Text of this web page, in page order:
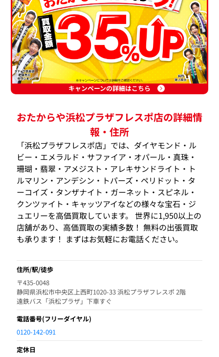
キャンペーンの詳細はこちら
おたからや浜松プラザフレスポ店の詳細情
報・住所
「浜松プラザフレスポ店」では、ダイヤモンド・ル
ビー・エメラルド・サファイア・オパール・真珠・
珊瑚・翡翠・アメジスト・アレキサンドライト・ト
ルマリン・アンデシン・トパーズ・ペリドット・タ
ーコイズ・タンザナイト・ガーネット・スピネル・
クンツァイト・キャッツアイなどの様々な宝石・ジ
ュエリーを高価買取しています。 世界に1,950以上の
店舗があり、高価買取の実績多数！ 無料の出張買取
も承ります！ まずはお気軽にお電話ください。
住所/駅/徒歩
〒435-0048
静岡県浜松市中央区上西町1020-33 浜松プラザフレスポ 2階
遠鉄バス「浜松プラザ」下車すぐ
電話番号(フリーダイヤル)
0120-142-091
定休日